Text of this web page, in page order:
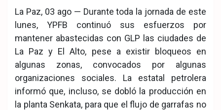
ook
ter
pp
La Paz, 03 ago — Durante toda la jornada de este
lunes, YPFB continuó sus esfuerzos por
mantener abastecidas con GLP las ciudades de
La Paz y El Alto, pese a existir bloqueos en
algunas zonas, convocados por algunas
organizaciones sociales. La estatal petrolera
informó que, incluso, se dobló la producción en
la planta Senkata, para que el flujo de garrafas no